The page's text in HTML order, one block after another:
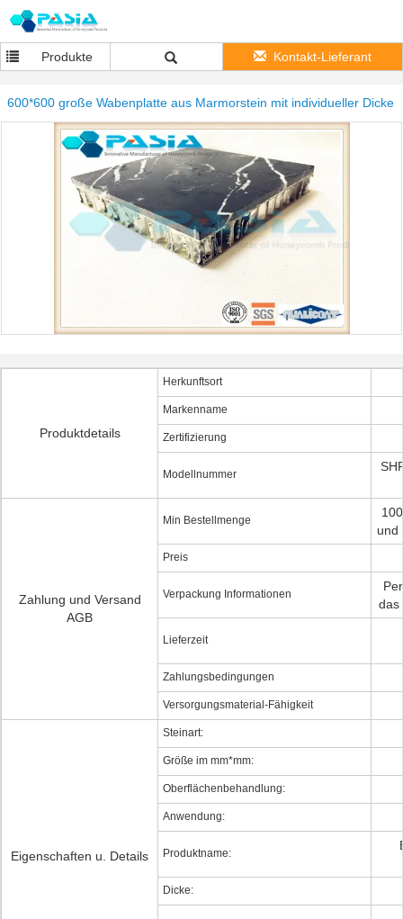
Produkte Kontakt-Lieferant
600*600 große Wabenplatte aus Marmorstein mit individueller Dicke
Produktdetails
Herkunftsort
Markenname
Zertifizierung
Modellnummer
Zahlung und Versand
AGB
Min Bestellmenge
und
Preis
Verpackung Informationen
das
Lieferzeit
Zahlungsbedingungen
Versorgungsmaterial-Fähigkeit
Eigenschaften u. Details
Steinart:
Größe im mm*mm:
Oberflächenbehandlung:
Anwendung:
Produktname:
Dicke: